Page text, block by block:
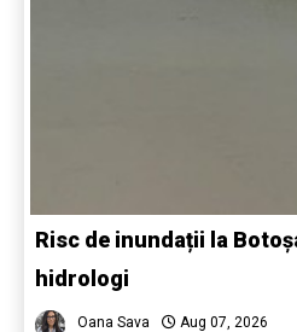
Risc de inundații la
hidrologi
Oana Sava Aug 07, 2026